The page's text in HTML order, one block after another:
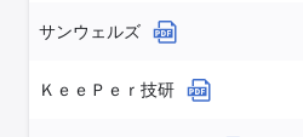
サンウェルズ
ＫｅｅＰｅｒ技研